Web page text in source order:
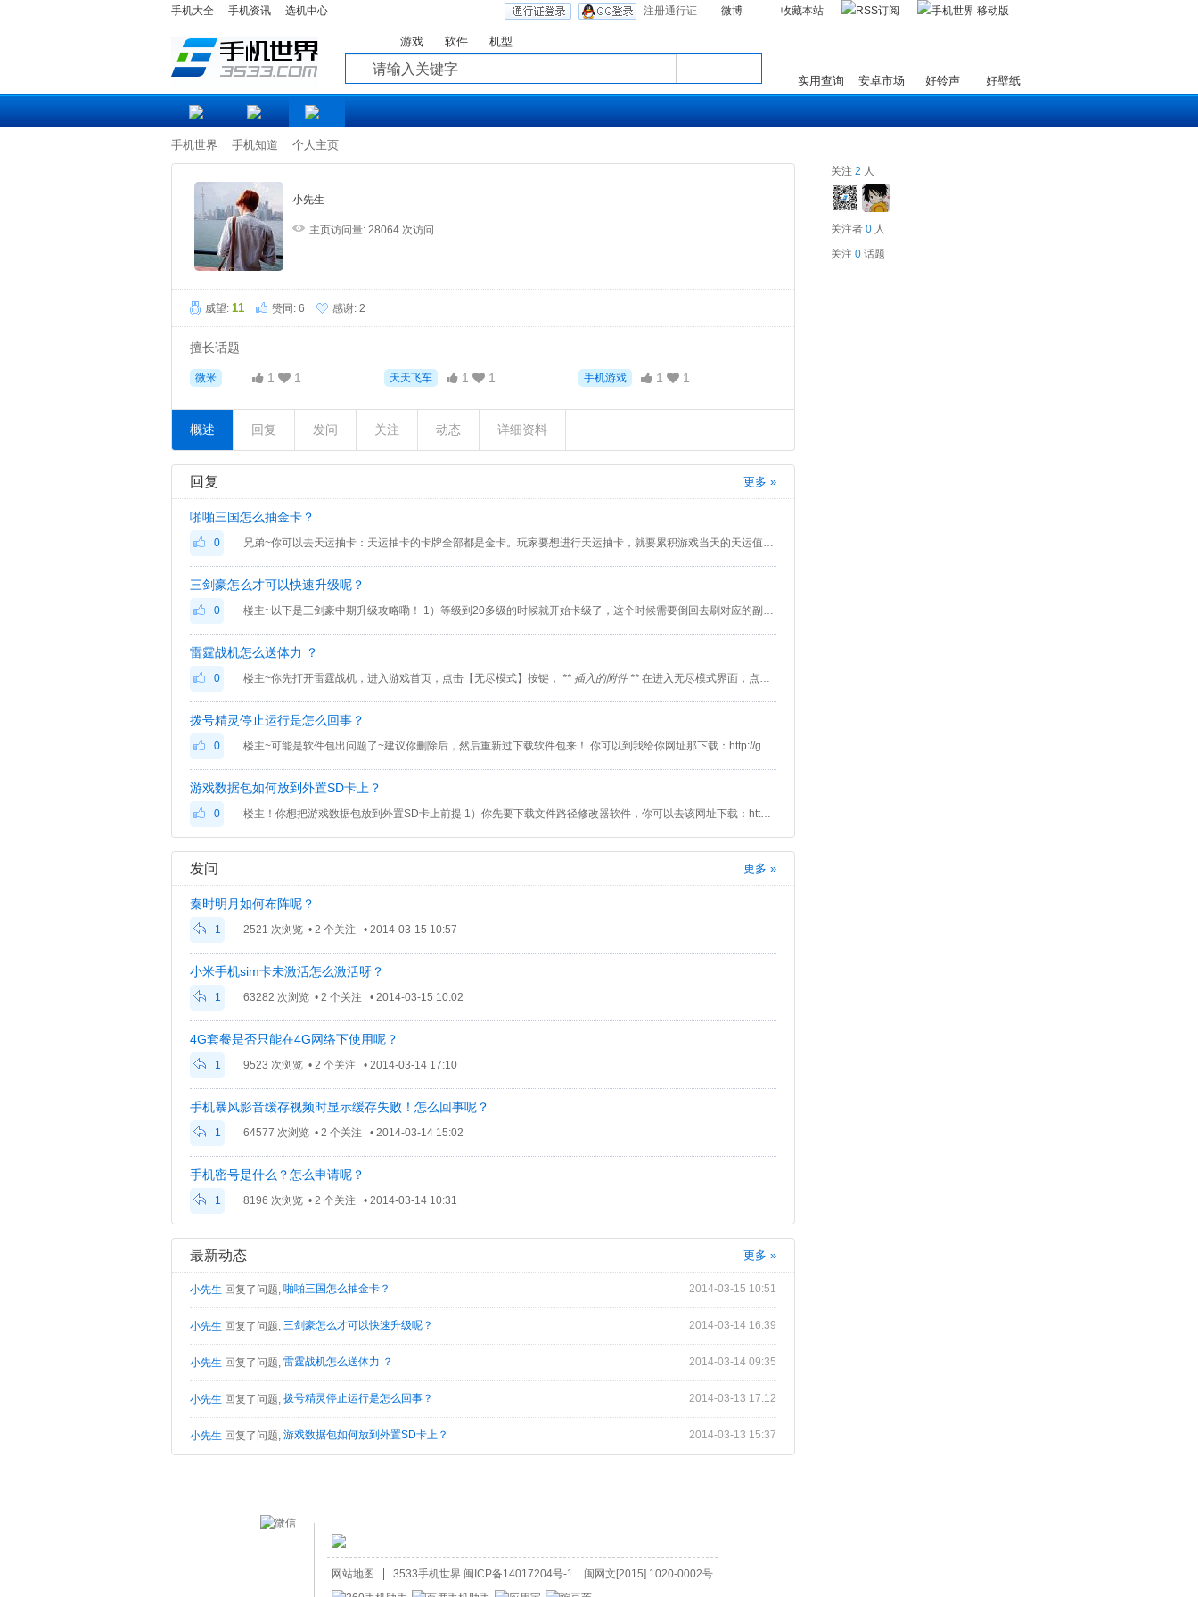
手机大全 手机资讯 选机中心 注册通行证 微博 收藏本站
游戏 软件 机型
实用查询 安卓市场 好铃声 好壁纸
手机世界 手机知道 个人主页
小先生
主页访问量: 28064 次访问
威望: 11 赞同: 6 感谢: 2
擅长话题
微米 1 1 天天飞车 1 1 手机游戏 1 1
详细资料
动态
关注
发问
回复
概述
更多 »
回复
啪啪三国怎么抽金卡？
0 兄弟~你可以去天运抽卡：天运抽卡的卡牌全部都是金卡。玩家要想进行天运抽卡，就要累积游戏当天的天运值，当这个天运值达到100之后，玩家就能够抽卡了。抽卡之后，重新累积天运值，每次抽卡都要这么做。 如果不行就去群雄精选抽卡：这里只有国家卡牌产生。哪个国家的精选抽卡，就会出现哪个国家的武将卡牌。精选抽卡不会产出白卡，但是金卡出现的概率比钻石抽卡更高。精选抽卡也是需要消耗钻石的。
三剑豪怎么才可以快速升级呢？
0 楼主~以下是三剑豪中期升级攻略嘞！ 1）等级到20多级的时候就开始卡级了，这个时候需要倒回去刷对应的副本，清掉公告板任务 2）刷些孔多的装备 3）还有就是收集足够的石英、乌雪云或者陈铭涛去把这几个侠客拿了，最少要拿其中两个，舍得花点钱的可以弄个首充把小龙女领了，加血在推图时很有用 4）跟主线到没精力时，就可以去挑战副本了，玉门关一个人打，可以获得大量经验，装备不能太差，差了会很苦逼 5）通天塔和首领挑战出紫装，这两个是可以组队的，和基友一起去嗨吧。刷本过程中获得的怪物卡片全放到帮派中，他们会持续的生产经验，放满两层，第二天上线就能领好几十万经验。多发展帮派经验、装备、玉石妥妥的！
雷霆战机怎么送体力 ？
0 楼主~你先打开雷霆战机，进入游戏首页，点击【无尽模式】按键， ** 插入的附件 ** 在进入无尽模式界面，点击【赠送】按键即可。
拨号精灵停止运行是怎么回事？
0 楼主~可能是软件包出问题了~建议你删除后，然后重新过下载软件包来！ 你可以到我给你网址那下载：http://game.3533.com/ruanjian/5188.htm
游戏数据包如何放到外置SD卡上？
0 楼主！你想把游戏数据包放到外置SD卡上前提 1）你先要下载文件路径修改器软件，你可以去该网址下载：http://game.3533.com/ruanjian/8839.htm 2）自己的手机要root，手机需要有外置sd卡。 一、先上一张完全态的图，这是挂载成功了的，就是把sd卡所有的游戏数据包放到外置sd卡下面去了。
更多 »
发问
秦时明月如何布阵呢？
1 2521 次浏览 • 2 个关注 • 2014-03-15 10:57
小米手机sim卡未激活怎么激活呀？
1 63282 次浏览 • 2 个关注 • 2014-03-15 10:02
4G套餐是否只能在4G网络下使用呢？
1 9523 次浏览 • 2 个关注 • 2014-03-14 17:10
手机暴风影音缓存视频时显示缓存失败！怎么回事呢？
1 64577 次浏览 • 2 个关注 • 2014-03-14 15:02
手机密号是什么？怎么申请呢？
1 8196 次浏览 • 2 个关注 • 2014-03-14 10:31
更多 »
最新动态
2014-03-15 10:51
小先生 回复了问题, 啪啪三国怎么抽金卡？
2014-03-14 16:39
小先生 回复了问题, 三剑豪怎么才可以快速升级呢？
2014-03-14 09:35
小先生 回复了问题, 雷霆战机怎么送体力 ？
2014-03-13 17:12
小先生 回复了问题, 拨号精灵停止运行是怎么回事？
2014-03-13 15:37
小先生 回复了问题, 游戏数据包如何放到外置SD卡上？
关注 2 人
关注者 0 人
关注 0 话题
网站地图 3533手机世界 闽ICP备14017204号-1 闽网文[2015] 1020-0002号